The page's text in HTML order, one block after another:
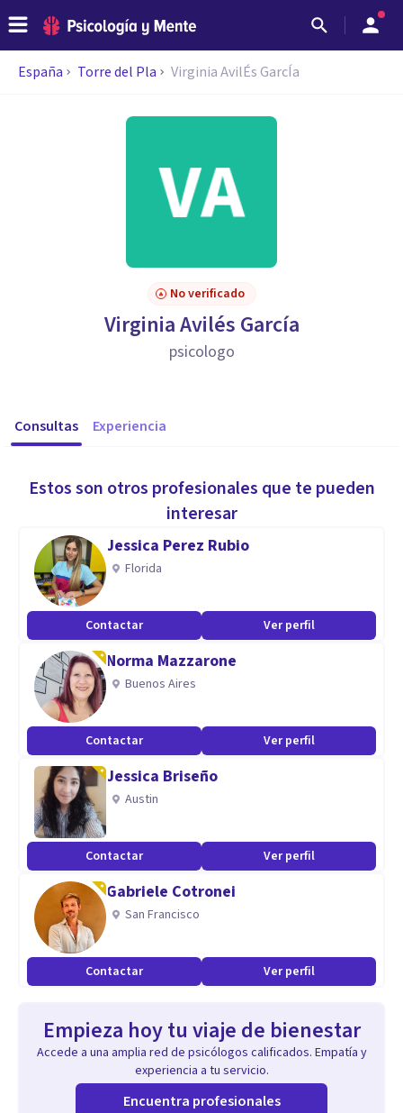
España Torre del Pla Virginia AvilÉs GarcÍa
No verificado
Virginia Avilés García
psicologo
Consultas Experiencia
Estos son otros profesionales que te pueden
interesar
Jessica Perez Rubio
Florida
Contactar Ver perfil
Norma Mazzarone
Buenos Aires
Contactar Ver perfil
Jessica Briseño
Austin
Contactar Ver perfil
Gabriele Cotronei
San Francisco
Contactar Ver perfil
Empieza hoy tu viaje de bienestar
Accede a una amplia red de psicólogos calificados. Empatía y
experiencia a tu servicio.
Encuentra profesionales